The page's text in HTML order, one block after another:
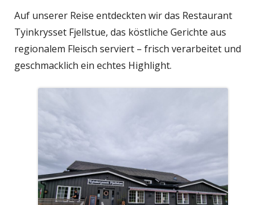
Auf unserer Reise entdeckten wir das Restaurant
Tyinkrysset Fjellstue, das köstliche Gerichte aus
regionalem Fleisch serviert – frisch verarbeitet und
geschmacklich ein echtes Highlight.